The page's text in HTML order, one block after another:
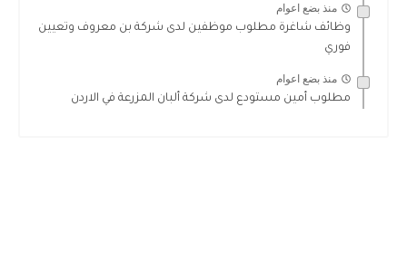
منذ بضع اعوام
وظائف شاغرة مطلوب موظفين لدى شركة بن معروف وتعيين
فوري
منذ بضع اعوام
مطلوب أمين مستودع لدى شركة ألبان المزرعة في الاردن